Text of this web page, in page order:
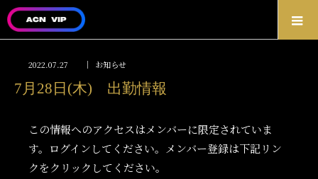
2022.07.27 お知らせ
7月28日(木) 出勤情報
この情報へのアクセスはメンバーに限定されていま
す。ログインしてください。メンバー登録は下記リン
クをクリックしてください。